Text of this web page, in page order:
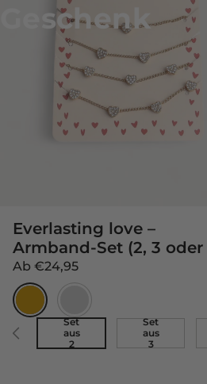
Geschenk
Everlasting love –
Armband-Set (2, 3 oder
Edelstahl
Ab €24,95
Gold
Silber
Set aus 2
Set
aus
2
Set aus 3
Set
aus
3